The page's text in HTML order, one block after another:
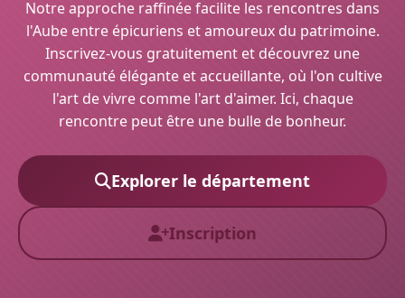
Notre approche raffinée facilite les rencontres dans
l'Aube entre épicuriens et amoureux du patrimoine.
Inscrivez-vous gratuitement et découvrez une
communauté élégante et accueillante, où l'on cultive
l'art de vivre comme l'art d'aimer. Ici, chaque
rencontre peut être une bulle de bonheur.
Explorer le département
Inscription